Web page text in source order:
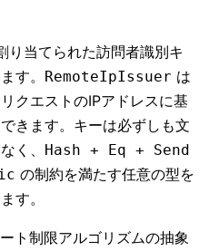
り当てられた訪問者識別キ
す。 RemoteIpIssuer は
クエストのIPアドレスに基
きます。キーは必ずしも文
く、 Hash + Eq + Send
の制約を満たす任意の型を
す。
ト制限アルゴリズムの抽象